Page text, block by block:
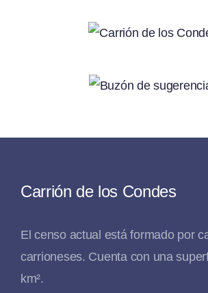
Carrión de los Condes
El censo actual está formado por
carrioneses. Cuenta con una
km².